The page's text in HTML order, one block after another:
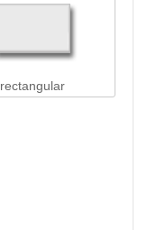
rectangular